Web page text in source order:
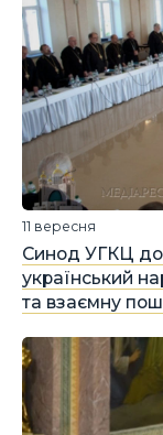
Синод УГКЦ до
український
та взаємну
11 вересня